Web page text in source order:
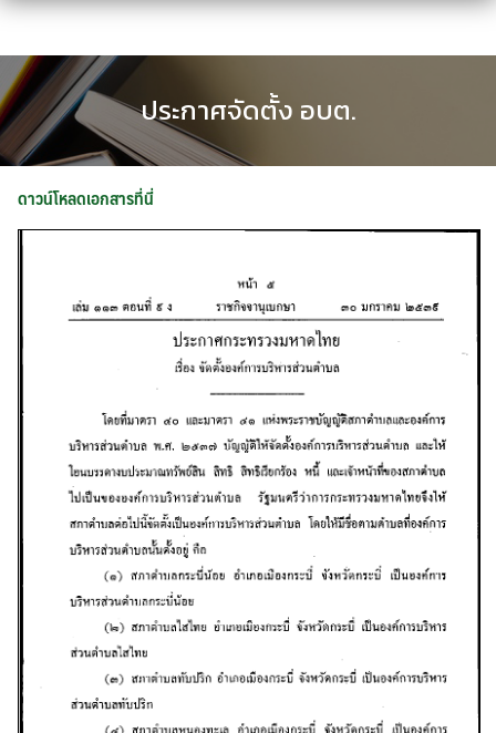
Skip
content
ประกาศจัดตั้ง อบต.
ดาวน์โหลดเอกสารที่นี่